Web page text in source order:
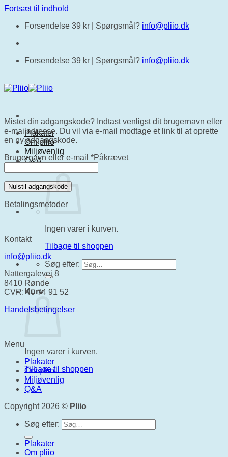
Fortsæt til indhold
Forsendelse 39 kr | Spørgsmål? info@pliio.dk
Forsendelse 39 kr | Spørgsmål? info@pliio.dk
Plakater
Om pliio
Miljøvenlig
Q&A
Ingen varer i kurven.
Tilbage til shoppen
Søg efter:
Kurv
Ingen varer i kurven.
Tilbage til shoppen
Mistet din adgangskode? Indtast venligst dit brugernavn eller
e-mailadresse. Du vil via e-mail modtage et link til at oprette
en ny adgangskode.
Brugernavn eller e-mail *Påkrævet
Nulstil adgangskode
Betalingsmetoder
Kontakt
info@pliio.dk
Nattergalevej 8
8410 Rønde
CVR: 40 74 91 52
Handelsbetingelser
Menu
Plakater
Om pliio
Miljøvenlig
Q&A
Copyright 2026 © Pliio
Søg efter:
Plakater
Om pliio